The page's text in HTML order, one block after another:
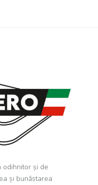
odihnitor și de
și bunăstarea